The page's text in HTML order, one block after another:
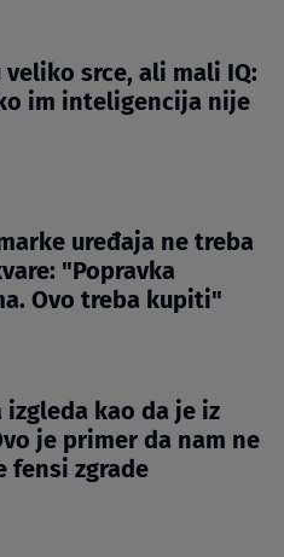
srce, ali mali IQ:
im inteligencija nije
uređaja ne treba
"Popravka
Ovo treba kupiti"
izgleda kao da je iz
je primer da nam ne
fensi zgrade